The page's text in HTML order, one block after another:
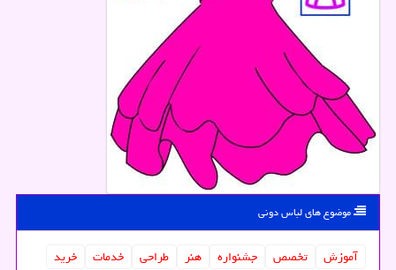
موضوع های لباس دونی
آموزش تخصص جشنواره هنر طراحی خدمات
خرید